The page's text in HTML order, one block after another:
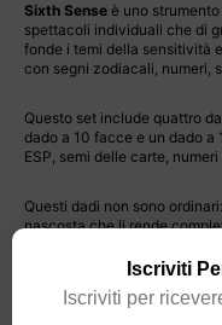
Sixth Sense è uno
spettacoli individuali che di
fonde i temi della sensitività
con segni zodiacali, numeri,
Questo set include quattro
dado a 10 facce e un dado a
ESP, semi delle carte,
Questi dadi non sono
nascosta che li rende
Per migliorare l’atmosfera,
carte segnate e una
Iscriviti
Iscriviti per